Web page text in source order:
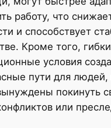
работу, что
и способствует
Кроме того,
условия
пути для людей,
покинуть
или